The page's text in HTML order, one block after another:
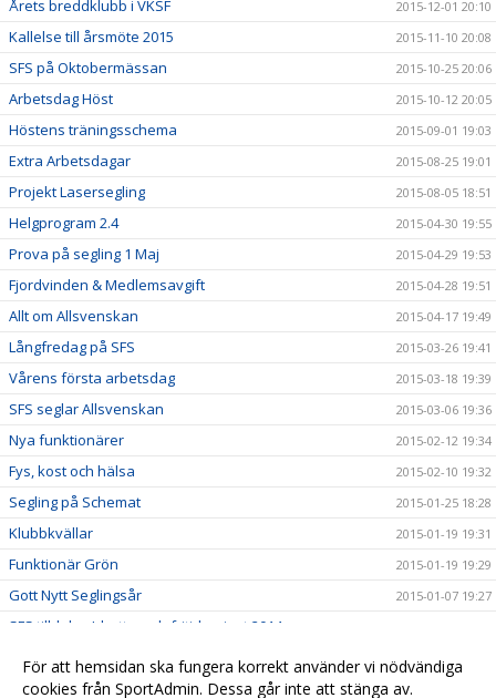
Årets breddklubb i VKSF 2015-12-01 20:10
Kallelse till årsmöte 2015 2015-11-10 20:08
SFS på Oktobermässan 2015-10-25 20:06
Arbetsdag Höst 2015-10-12 20:05
Höstens träningsschema 2015-09-01 19:03
Extra Arbetsdagar 2015-08-25 19:01
Projekt Lasersegling 2015-08-05 18:51
Helgprogram 2.4 2015-04-30 19:55
Prova på segling 1 Maj 2015-04-29 19:53
Fjordvinden & Medlemsavgift 2015-04-28 19:51
Allt om Allsvenskan 2015-04-17 19:49
Långfredag på SFS 2015-03-26 19:41
Vårens första arbetsdag 2015-03-18 19:39
SFS seglar Allsvenskan 2015-03-06 19:36
Nya funktionärer 2015-02-12 19:34
Fys, kost och hälsa 2015-02-10 19:32
Segling på Schemat 2015-01-25 18:28
Klubbkvällar 2015-01-19 19:31
Funktionär Grön 2015-01-19 19:29
Gott Nytt Seglingsår 2015-01-07 19:27
SFS tilldelas Idrotts- och fritidspriset 2014
Hedersmedlem Conny Stensson 2014-12-02 19:15
Kallelse till Årsmöte 2014-11-11 19:13
För att hemsidan ska fungera korrekt använder vi nödvändiga
cookies från SportAdmin. Dessa går inte att stänga av.